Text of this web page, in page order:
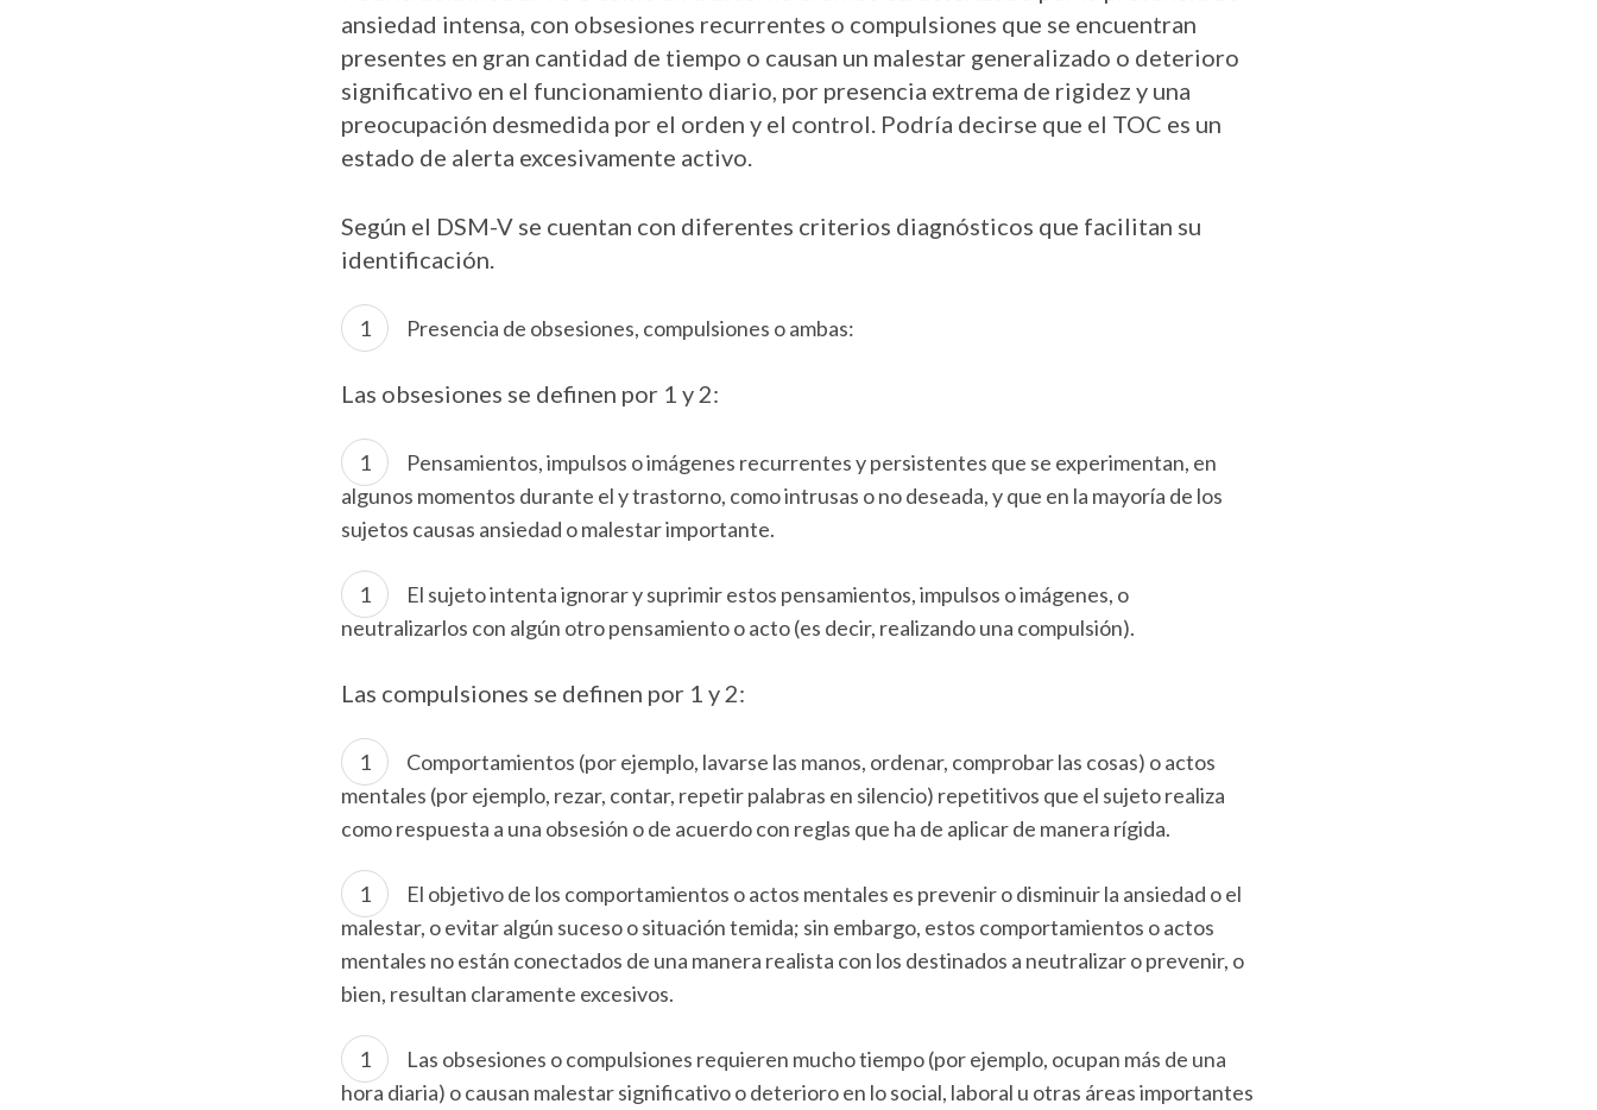
ansiedad intensa, con obsesiones recurrentes o compulsiones que se encuentran
presentes en gran cantidad de tiempo o causan un malestar generalizado o deterioro
significativo en el funcionamiento diario, por presencia extrema de rigidez y una
preocupación desmedida por el orden y el control. Podría decirse que el TOC es un
estado de alerta excesivamente activo.
Según el DSM-V se cuentan con diferentes criterios diagnósticos que facilitan su
identificación.
Presencia de obsesiones, compulsiones o ambas:
Las obsesiones se definen por 1 y 2:
Pensamientos, impulsos o imágenes recurrentes y persistentes que se experimentan, en
algunos momentos durante el y trastorno, como intrusas o no deseada, y que en la mayoría de los
sujetos causas ansiedad o malestar importante.
El sujeto intenta ignorar y suprimir estos pensamientos, impulsos o imágenes, o
neutralizarlos con algún otro pensamiento o acto (es decir, realizando una compulsión).
Las compulsiones se definen por 1 y 2:
Comportamientos (por ejemplo, lavarse las manos, ordenar, comprobar las cosas) o actos
mentales (por ejemplo, rezar, contar, repetir palabras en silencio) repetitivos que el sujeto realiza
como respuesta a una obsesión o de acuerdo con reglas que ha de aplicar de manera rígida.
El objetivo de los comportamientos o actos mentales es prevenir o disminuir la ansiedad o el
malestar, o evitar algún suceso o situación temida; sin embargo, estos comportamientos o actos
mentales no están conectados de una manera realista con los destinados a neutralizar o prevenir, o
bien, resultan claramente excesivos.
Las obsesiones o compulsiones requieren mucho tiempo (por ejemplo, ocupan más de una
hora diaria) o causan malestar significativo o deterioro en lo social, laboral u otras áreas importantes